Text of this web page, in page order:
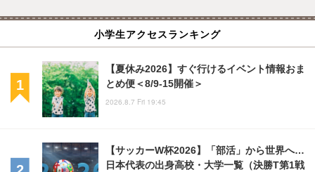
小学生アクセスランキング
【夏休み2026】すぐ行けるイベント情報おま
とめ便＜8/9-15開催＞
2026.8.7 Fri 19:45
【サッカーW杯2026】「部活」から世界へ…
日本代表の出身高校・大学一覧（決勝T第1戦